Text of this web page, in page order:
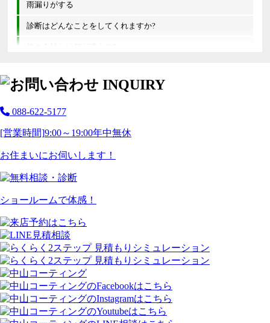
雨漏りがする
診断はどんなことをしてくれますか?
他の会社とは何が違うの?
088-622-5177
[営業時間]9:00～19:00年中無休
お住まいにお伺いします！
ショールームで体感！